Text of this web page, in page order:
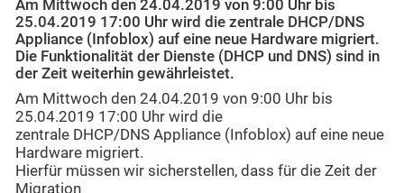
Am Mittwoch den 24.04.2019 von 9:00 Uhr bis
25.04.2019 17:00 Uhr wird die zentrale DHCP/DNS
Appliance (Infoblox) auf eine neue Hardware migriert.
Die Funktionalität der Dienste (DHCP und DNS) sind in
der Zeit weiterhin gewährleistet.
Am Mittwoch den 24.04.2019 von 9:00 Uhr bis
25.04.2019 17:00 Uhr wird die
zentrale DHCP/DNS Appliance (Infoblox) auf eine neue
Hardware migriert.
Hierfür müssen wir sicherstellen, dass für die Zeit der
Migration